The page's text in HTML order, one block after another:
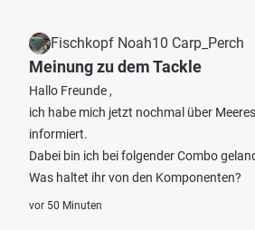
Fischkopf Noah10 Carp_Perch
Meinung zu dem Tackle
Hallo Freunde ,
ich habe mich jetzt nochmal über
informiert.
Dabei bin ich bei folgender Combo
Was haltet ihr von den Komponenten?
vor 50 Minuten